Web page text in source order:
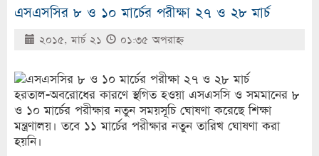
এসএসসির ৮ ও ১০ মার্চের পরীক্ষা ২৭ ও ২৮ মার্চ
২০১৫, মার্চ ২১ ০১:৩৫ অপরাহ্ণ
হরতাল-অবরোধের কারণে স্থগিত হওয়া এসএসসি ও সমমানের ৮
ও ১০ মার্চের পরীক্ষার নতুন সময়সূচি ঘোষণা করেছে শিক্ষা
মন্ত্রণালয়। তবে ১১ মার্চের পরীক্ষার নতুন তারিখ ঘোষণা করা
হয়নি।